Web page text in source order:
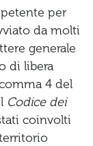
per
da molti
generale
di libera
4 del
Codice dei
coinvolti